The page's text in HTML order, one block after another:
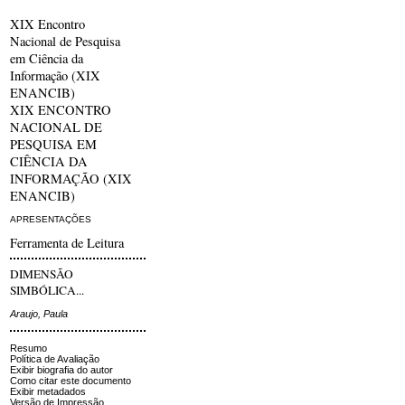
XIX Encontro
Nacional de Pesquisa
em Ciência da
Informação (XIX
ENANCIB)
XIX ENCONTRO
NACIONAL DE
PESQUISA EM
CIÊNCIA DA
INFORMAÇÃO (XIX
ENANCIB)
APRESENTAÇÕES
Ferramenta de Leitura
DIMENSÃO
SIMBÓLICA...
Araujo, Paula
Resumo
Política de Avaliação
Exibir biografia do autor
Como citar este documento
Exibir metadados
Versão de Impressão